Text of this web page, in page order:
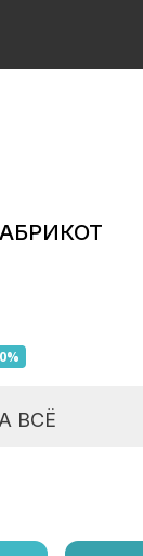
АБРИКОТ
ВСЁ